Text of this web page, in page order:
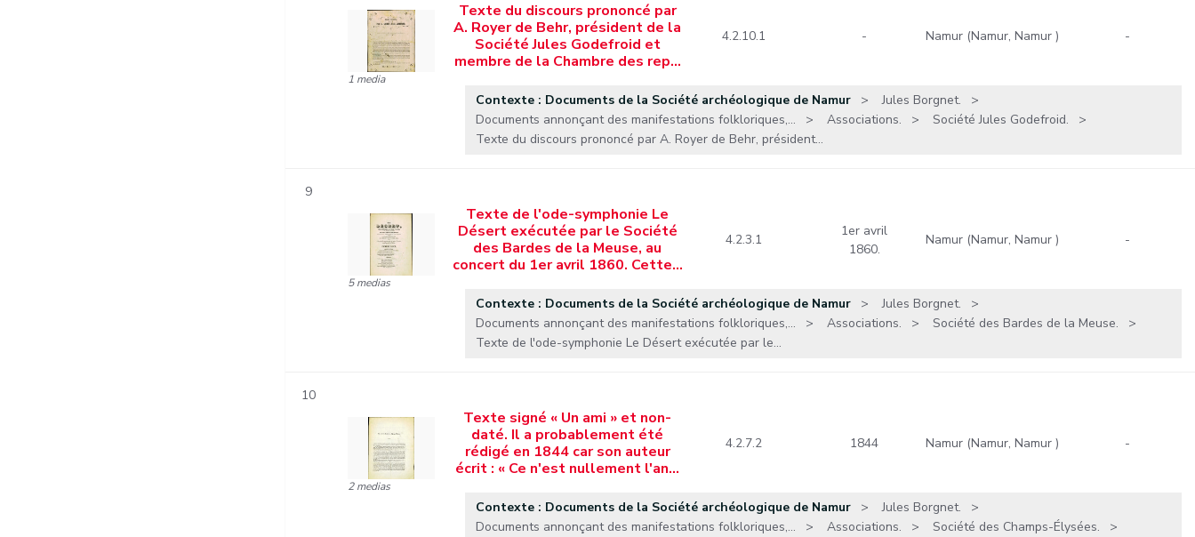
1 media
Texte du discours prononcé par
A. Royer de Behr, président de la
Société Jules Godefroid et
membre de la Chambre des rep…
4.2.10.1 - Namur (Namur, Namur ) -
Contexte : Documents de la Société archéologique de Namur
Jules Borgnet.
Documents annonçant des manifestations folkloriques,...
Associations.
Société Jules Godefroid.
Texte du discours prononcé par A. Royer de Behr, président...
9
5 medias
Texte de l'ode-symphonie Le
Désert exécutée par le Société
des Bardes de la Meuse, au
concert du 1er avril 1860. Cette…
4.2.3.1
1er avril
1860.
Namur (Namur, Namur ) -
Contexte : Documents de la Société archéologique de Namur
Jules Borgnet.
Documents annonçant des manifestations folkloriques,...
Associations.
Société des Bardes de la Meuse.
Texte de l'ode-symphonie Le Désert exécutée par le...
10
2 medias
Texte signé « Un ami » et non-
daté. Il a probablement été
rédigé en 1844 car son auteur
écrit : « Ce n'est nullement l'an…
4.2.7.2 1844 Namur (Namur, Namur ) -
Contexte : Documents de la Société archéologique de Namur
Jules Borgnet.
Documents annonçant des manifestations folkloriques,...
Associations.
Société des Champs-Élysées.